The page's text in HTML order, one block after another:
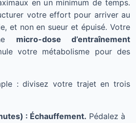
en un minimum de temps.
votre effort pour arriver au
et non en sueur et épuisé. Votre
micro-dose d’entraînement
votre métabolisme pour des
: divisez votre trajet en trois
: Échauffement. Pédalez à